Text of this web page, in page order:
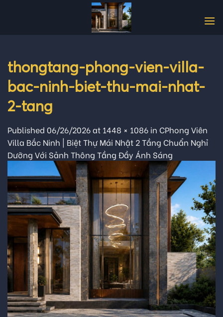
thongtang-phong-vien-villa-
bac-ninh-biet-thu-mai-nhat-
2-tang
Published 06/26/2026at 1448 × 1086 in CPhong Viên
Villa Bắc Ninh | Biệt Thự Mái Nhật 2 Tầng Chuẩn Nghỉ
Dưỡng Với Sảnh Thông Tầng Đầy Ánh Sáng